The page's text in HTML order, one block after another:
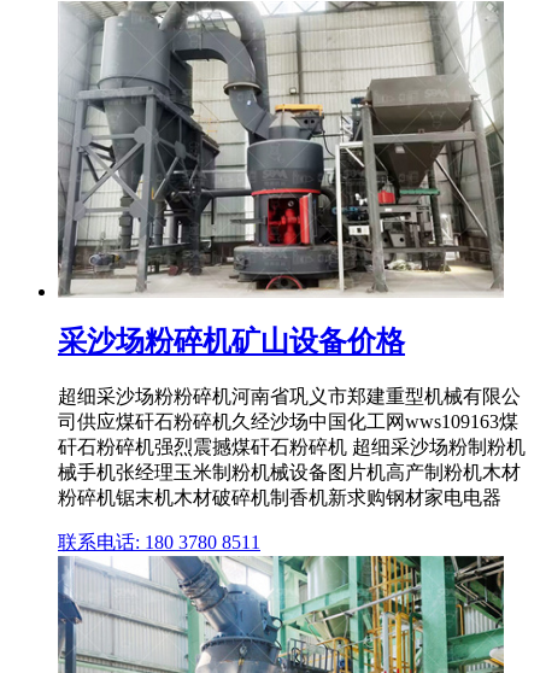
采沙场粉碎机矿山设备价格
超细采沙场粉粉碎机河南省巩义市郑建重型机械有限公
司供应煤矸石粉碎机久经沙场中国化工网wws109163煤
矸石粉碎机强烈震撼煤矸石粉碎机 超细采沙场粉制粉机
械手机张经理玉米制粉机械设备图片机高产制粉机木材
粉碎机锯末机木材破碎机制香机新求购钢材家电电器
联系电话: 180 3780 8511